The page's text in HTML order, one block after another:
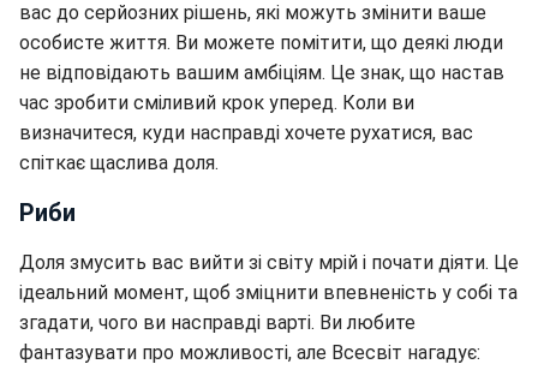
вас до серйозних рішень, які можуть змінити ваше
особисте життя. Ви можете помітити, що деякі люди
не відповідають вашим амбіціям. Це знак, що настав
час зробити сміливий крок уперед. Коли ви
визначитеся, куди насправді хочете рухатися, вас
спіткає щаслива доля.
Риби
Доля змусить вас вийти зі світу мрій і почати діяти. Це
ідеальний момент, щоб зміцнити впевненість у собі та
згадати, чого ви насправді варті. Ви любите
фантазувати про можливості, але Всесвіт нагадує: